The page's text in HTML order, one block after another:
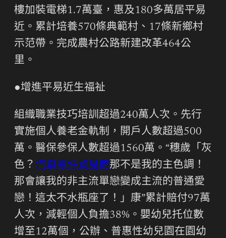
樓加裝電梯1.7萬臺，惠及180多萬居平易
近。累計培養570條典範村、17條新鄉村
示范帶。完成農村公路新建改革464公
里。
●增進平易近生福祉
組織職業技巧培訓超過240萬人次。先行
實施個人養老金軌制，開戶人數超過500
萬。醫保參保人數超過1560萬。“穗歲「灰
色？ 汽車零件貿易商那不是我的主色調！
那會讓我的非主流單戀變成主流的普通愛
戀！這太不水瓶座了！」康”累計賠付97萬
人次，減輕個人負擔38%。嬰幼兒托位數
增至12萬個，公辦、普惠性幼兒園在園幼